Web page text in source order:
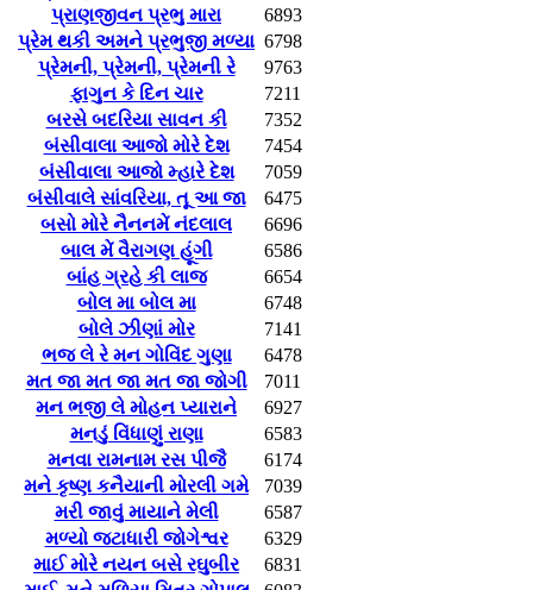
પ્રાણજીવન પ્રભુ મારા
6893
પ્રેમ થકી અમને પ્રભુજી મળ્યા 6798
પ્રેમની, પ્રેમની, પ્રેમની રે
9763
ફાગુન કે દિન ચાર
7211
બરસે બદરિયા સાવન કી
7352
બંસીવાલા આજો મોરે દેશ
7454
બંસીવાલા આજો મ્હારે દેશ
7059
બંસીવાલે સાંવરિયા, તૂ આ જા
6475
બસો મોરે નૈનનમેં નંદલાલ
6696
બાલ મેં વૈરાગણ હૂંગી
6586
બાંહ ગ્રહે કી લાજ
6654
બોલ મા બોલ મા
6748
બોલે ઝીણાં મોર
7141
ભજ લે રે મન ગોવિંદ ગુણા
6478
મત જા મત જા મત જા જોગી
7011
મન ભજી લે મોહન પ્યારાને
6927
મનડું વિંધાણું રાણા
6583
મનવા રામનામ રસ પીજૈ
6174
મને કૃષ્ણ કનૈયાની મોરલી ગમે
7039
મરી જાવું માયાને મેલી
6587
મળ્યો જટાધારી જોગેશ્વર
6329
માઈ મોરે નયન બસે રઘુબીર
6831